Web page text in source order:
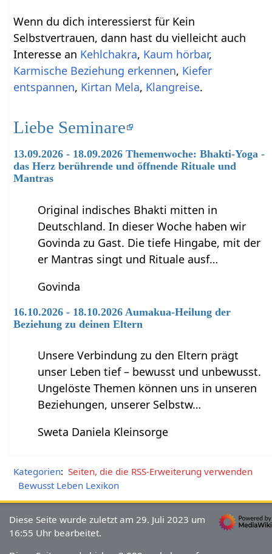
Wenn du dich interessierst für Kein
Selbstvertrauen, dann hast du vielleicht auch
Interesse an Kehlchakra, Kaum hörbar,
Karmische Beziehung erkennen, Kiefer
entspannen, Kirtan Mela, Klangreise.
Liebe Seminare
13.09.2026 - 18.09.2026 Themenwoche: Bhakti-Yoga -
das Herz berührende und öffnende Rituale und
Mantras
Original indisches Bhakti mitten in
Deutschland. In dieser Woche haben wir
Govinda zu Gast. Die tiefe Hingabe, mit der
er Mantras singt und Rituale ausf…
Govinda
16.10.2026 - 18.10.2026 Aumakua-Heilung der
Beziehung zu deinen Eltern
Unsere Verbindung zu den Eltern prägt
unser Leben tief – bewusst und unbewusst.
Ungelöste Themen können uns in unseren
Beziehungen, unserer Selbstw…
Sweta Daniela Kleinsorge
Kategorien: Seiten, die die RSS-Erweiterung verwenden
Bewusst Leben Lexikon
Diese Seite wurde zuletzt am 29. Juli 2023 um
16:55 Uhr bearbeitet.